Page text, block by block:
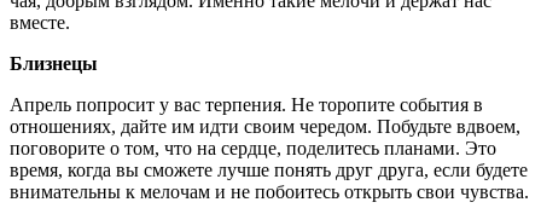
вместе.
Близнецы
Апрель попросит у вас терпения. Не торопите события в
отношениях, дайте им идти своим чередом. Побудьте вдвоем,
поговорите о том, что на сердце, поделитесь планами. Это
время, когда вы сможете лучше понять друг друга, если будете
внимательны к мелочам и не побоитесь открыть свои чувства.